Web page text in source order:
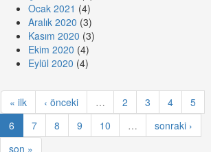
Ocak 2021 (4)
Aralık 2020 (3)
Kasım 2020 (3)
Ekim 2020 (4)
Eylül 2020 (4)
« ilk ‹ önceki … 2 3 4
5
6
7 8 9 10 …
sonraki ›
son »